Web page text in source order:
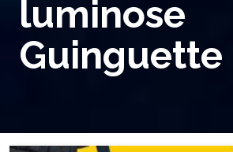
luminose
Guinguette